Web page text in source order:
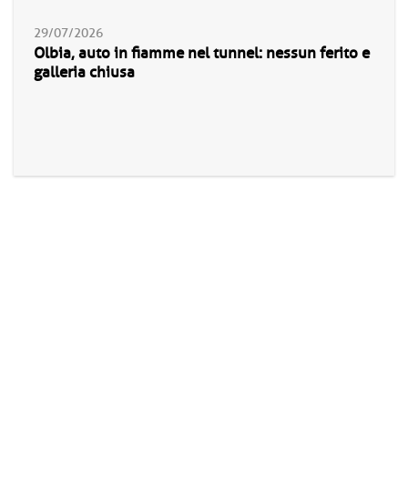
29/07/2026
Olbia, auto in fiamme nel tunnel: nessun ferito e
galleria chiusa